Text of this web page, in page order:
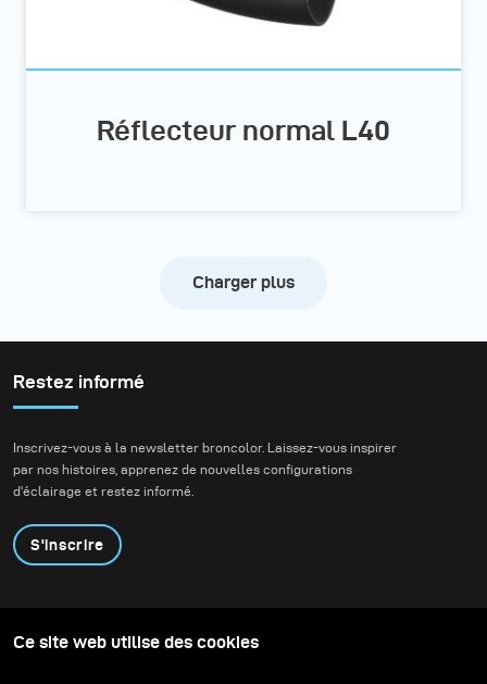
Réflecteur normal L40
Charger plus
Restez informé
Inscrivez-vous à la newsletter broncolor. Laissez-vous inspirer
par nos histoires, apprenez de nouvelles configurations
d'éclairage et restez informé.
S'inscrire
Contactez-nous
Technologies
Ce site web utilise des cookies